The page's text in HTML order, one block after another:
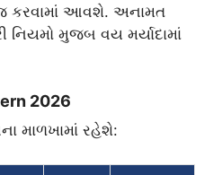
કરવામાં આવશે. અનામત
નિયમો મુજબ વય મર્યાદામાં
2026
માળખામાં રહેશે: